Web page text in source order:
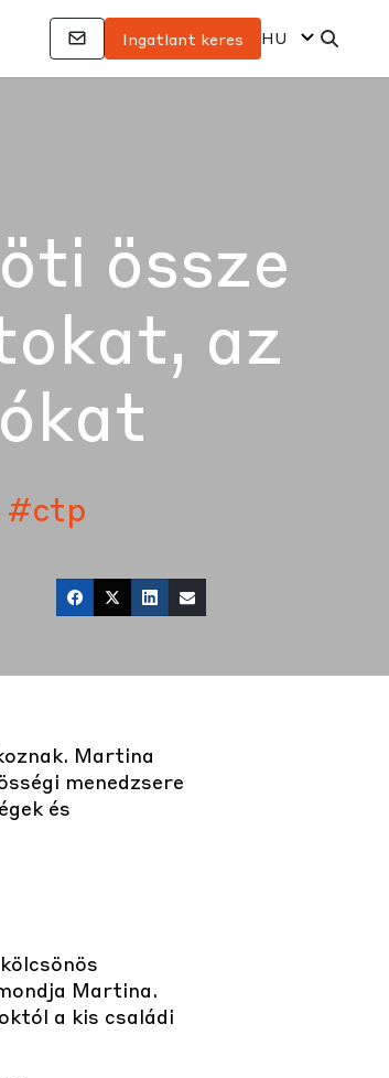
Ingatlant keres HU
össze
az
#ctp
Martina
menedzsere
és
Martina.
a kis családi